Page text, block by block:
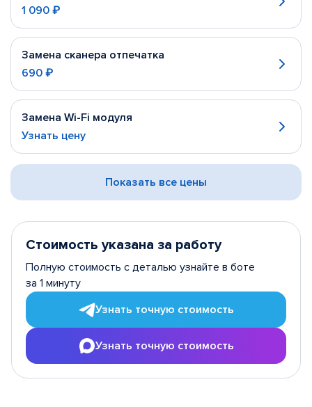
1 090 ₽
Замена сканера отпечатка
690 ₽
Замена Wi-Fi модуля
Узнать цену
Показать все цены
Стоимость указана за работу
Полную стоимость с деталью узнайте в боте
за 1 минуту
Узнать точную стоимость
Узнать точную стоимость